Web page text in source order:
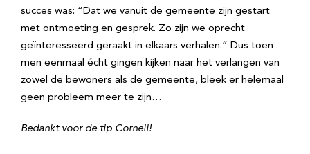
succes was: “Dat we vanuit de gemeente zijn gestart
met ontmoeting en gesprek. Zo zijn we oprecht
geïnteresseerd geraakt in elkaars verhalen.” Dus toen
men eenmaal écht gingen kijken naar het verlangen van
zowel de bewoners als de gemeente, bleek er helemaal
geen probleem meer te zijn…
Bedankt voor de tip Cornell!